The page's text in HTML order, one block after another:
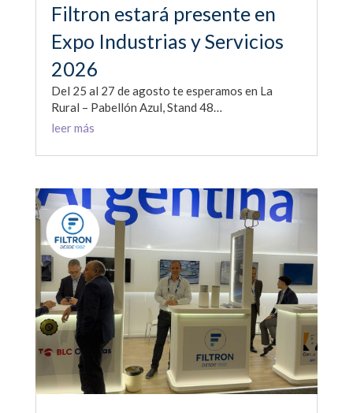
Filtron estará presente en
Expo Industrias y Servicios
2026
Del 25 al 27 de agosto te esperamos en La
Rural – Pabellón Azul, Stand 48…
leer más